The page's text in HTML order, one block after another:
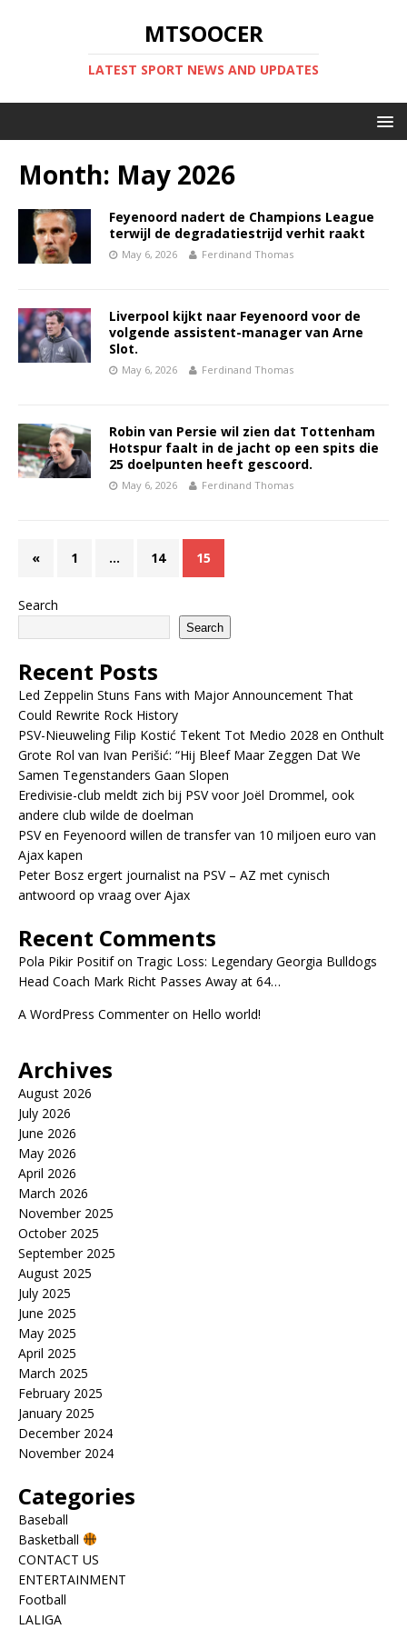
MTSOOCER
LATEST SPORT NEWS AND UPDATES
Month: May 2026
Feyenoord nadert de Champions League
terwijl de degradatiestrijd verhit raakt
May 6, 2026 Ferdinand Thomas
Liverpool kijkt naar Feyenoord voor de
volgende assistent-manager van Arne
Slot.
May 6, 2026 Ferdinand Thomas
Robin van Persie wil zien dat Tottenham
Hotspur faalt in de jacht op een spits die
25 doelpunten heeft gescoord.
May 6, 2026 Ferdinand Thomas
« 1 … 14 15
Search
Search
Recent Posts
Led Zeppelin Stuns Fans with Major Announcement That
Could Rewrite Rock History
PSV-Nieuweling Filip Kostić Tekent Tot Medio 2028 en Onthult
Grote Rol van Ivan Perišić: “Hij Bleef Maar Zeggen Dat We
Samen Tegenstanders Gaan Slopen
Eredivisie-club meldt zich bij PSV voor Joël Drommel, ook
andere club wilde de doelman
PSV en Feyenoord willen de transfer van 10 miljoen euro van
Ajax kapen
Peter Bosz ergert journalist na PSV – AZ met cynisch
antwoord op vraag over Ajax
Recent Comments
Pola Pikir Positifon Tragic Loss: Legendary Georgia Bulldogs
Head Coach Mark Richt Passes Away at 64…
A WordPress Commenteron Hello world!
Archives
August 2026
July 2026
June 2026
May 2026
April 2026
March 2026
November 2025
October 2025
September 2025
August 2025
July 2025
June 2025
May 2025
April 2025
March 2025
February 2025
January 2025
December 2024
November 2024
Categories
Baseball
Basketball
CONTACT US
ENTERTAINMENT
Football
LALIGA